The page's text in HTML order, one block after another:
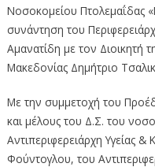
Νοσοκομείου Πτολεμαΐδας
συνάντηση του
Αμανατίδη με τον Διοικητή
Μακεδονίας Δημήτριο
Με την συμμετοχή του
και μέλους του Δ.Σ. του
Αντιπεριφερειάρχη Υγείας
Φούντογλου, του